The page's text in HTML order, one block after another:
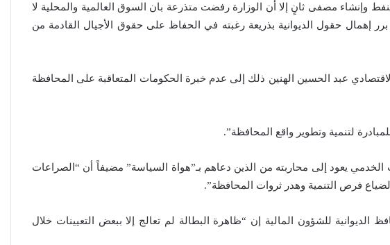
وإنشاء مصفى ثانٍ إلا أن الوزارة رفضت متذرعة بان السوق العالمية والمحلية لا
إهمال حقول الديوانية بذريعة رغبته في الحفاظ على حقوق الأجيال القادمة من
عبد الحسين الهنين ذلك إلى عدم خبرة الحكومات المتعاقبة على المحافظة
لتنمية وتطوير واقع المحافظة”.
يعود إلى محاربته من الذين دعاهم بـ”هواة السياسة” مضيفاً أن “الصراعات
فرص التنمية وهدر ثروات المحافظة”.
للشؤون المالية إن “ظاهرة البطالة لم تعالج إلا ببعض التعيينات خلال